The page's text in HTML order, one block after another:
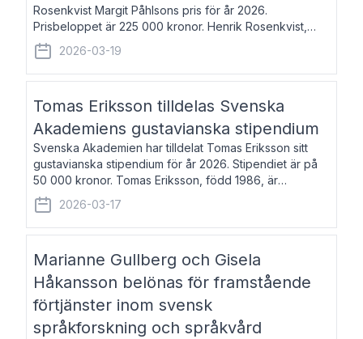
Rosenkvist Margit Påhlsons pris för år 2026.
Prisbeloppet är 225 000 kronor. Henrik Rosenkvist,
född 1965, är professor i nordiska språk vid Göteborgs
universitet. Han disputerade 2004 på avhan
2026-03-19
Tomas Eriksson tilldelas Svenska
Akademiens gustavianska stipendium
Svenska Akademien har tilldelat Tomas Eriksson sitt
gustavianska stipendium för år 2026. Stipendiet är på
50 000 kronor. Tomas Eriksson, född 1986, är
projektledare inom marknadsföring och författare och
utkom i fjol med boken Syndabocken.
2026-03-17
Marianne Gullberg och Gisela
Håkansson belönas för framstående
förtjänster inom svensk
språkforskning och språkvård